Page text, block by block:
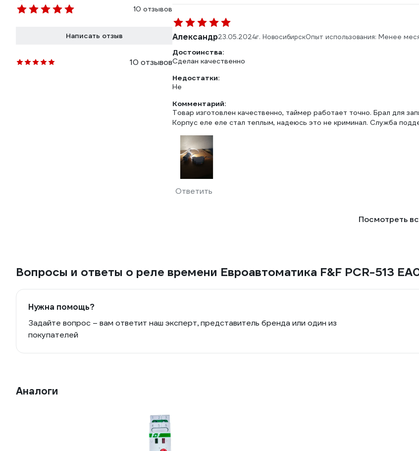
10 отзывов
Написать отзыв
10 отзывов
Александр23.05.2024г. НовосибирскОпыт использования: Менее
Достоинства:
Сделан качественно
Недостатки:
Не
Комментарий:
Товар изготовлен качественно, таймер работает точно. Брал для
Корпус еле еле стал теплым, надеюсь это не криминал. Служба
Ответить
Посмотреть
Вопросы и ответы о реле времени Евроавтоматика F&F PCR-513
Нужна помощь?
Задайте вопрос – вам ответит наш эксперт, представитель бренда или один из
покупателей
Аналоги